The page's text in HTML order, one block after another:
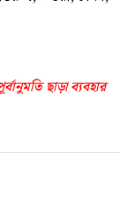
ছাড়া ব্যবহার